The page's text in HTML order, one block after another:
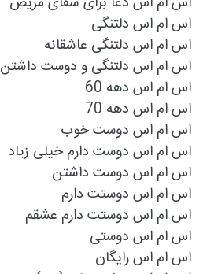
اس ام اس دلتنگی
اس ام اس دلتنگی عاشقانه
اس ام اس دلتنگی و دوست داشتن
اس ام اس دهه 60
اس ام اس دهه 70
اس ام اس دوست خوب
اس ام اس دوست دارم خیلی زیاد
اس ام اس دوست داشتن
اس ام اس دوستت دارم
اس ام اس دوستت دارم عشقم
اس ام اس دوستی
اس ام اس رایگان